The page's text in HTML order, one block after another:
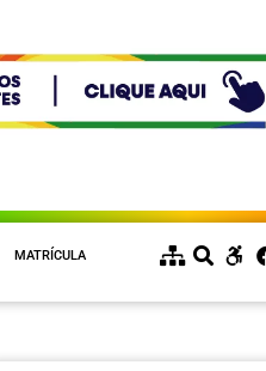
MATRÍCULA